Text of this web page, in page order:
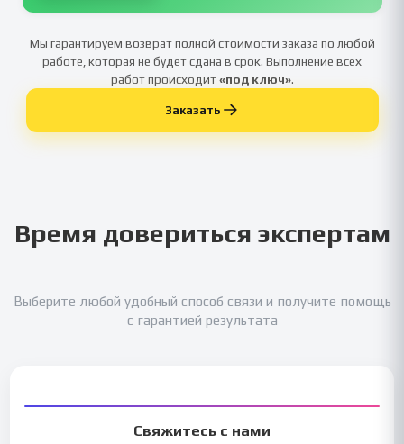
Мы гарантируем возврат полной стоимости заказа по любой
работе, которая не будет сдана в срок. Выполнение всех
работ происходит«под ключ».
Заказать
Время довериться экспертам
Выберите любой удобный способ связи и получите помощь
с гарантией результата
Свяжитесь с нами